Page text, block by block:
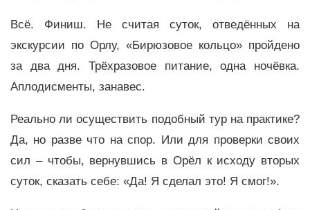
Всё. Финиш. Не считая суток, отведённых на
экскурсии по Орлу, «Бирюзовое кольцо» пройдено
за два дня. Трёхразовое питание, одна ночёвка.
Аплодисменты, занавес.
Реально ли осуществить подобный тур на практике?
Да, но разве что на спор. Или для проверки своих
сил – чтобы, вернувшись в Орёл к исходу вторых
суток, сказать себе: «Да! Я сделал это! Я смог!».